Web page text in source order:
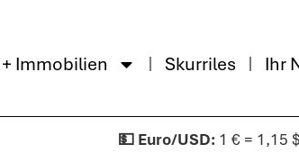
Immobilien Skurriles Ihr
1 € = 1,15 $